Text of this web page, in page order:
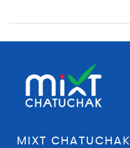
MIXT CHATUCHAK